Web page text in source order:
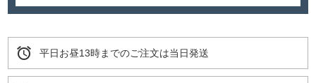
alarm 平日お昼13時までのご注文は当日発送